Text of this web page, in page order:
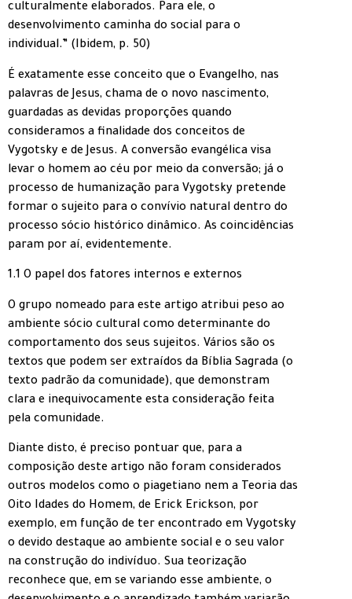
culturalmente elaborados. Para ele, o
desenvolvimento caminha do social para o
individual.” (Ibidem, p. 50)
É exatamente esse conceito que o Evangelho, nas
palavras de Jesus, chama de o novo nascimento,
guardadas as devidas proporções quando
consideramos a finalidade dos conceitos de
Vygotsky e de Jesus. A conversão evangélica visa
levar o homem ao céu por meio da conversão; já o
processo de humanização para Vygotsky pretende
formar o sujeito para o convívio natural dentro do
processo sócio histórico dinâmico. As coincidências
param por aí, evidentemente.
1.1 O papel dos fatores internos e externos
O grupo nomeado para este artigo atribui peso ao
ambiente sócio cultural como determinante do
comportamento dos seus sujeitos. Vários são os
textos que podem ser extraídos da Bíblia Sagrada (o
texto padrão da comunidade), que demonstram
clara e inequivocamente esta consideração feita
pela comunidade.
Diante disto, é preciso pontuar que, para a
composição deste artigo não foram considerados
outros modelos como o piagetiano nem a Teoria das
Oito Idades do Homem, de Erick Erickson, por
exemplo, em função de ter encontrado em Vygotsky
o devido destaque ao ambiente social e o seu valor
na construção do indivíduo. Sua teorização
reconhece que, em se variando esse ambiente, o